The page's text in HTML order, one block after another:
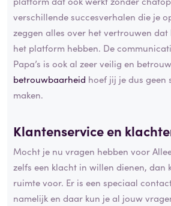
verschillende succesverhalen die je
zeggen alles over het vertrouwen
het platform hebben. De
Papa’s is ook al zeer veilig en
betrouwbaarheid hoef jij je dus geen
maken.
Klantenservice en
Mocht je nu vragen hebben voor
zelfs een klacht in willen dienen, dan
ruimte voor. Er is een speciaal
namelijk en daar kun je al jouw